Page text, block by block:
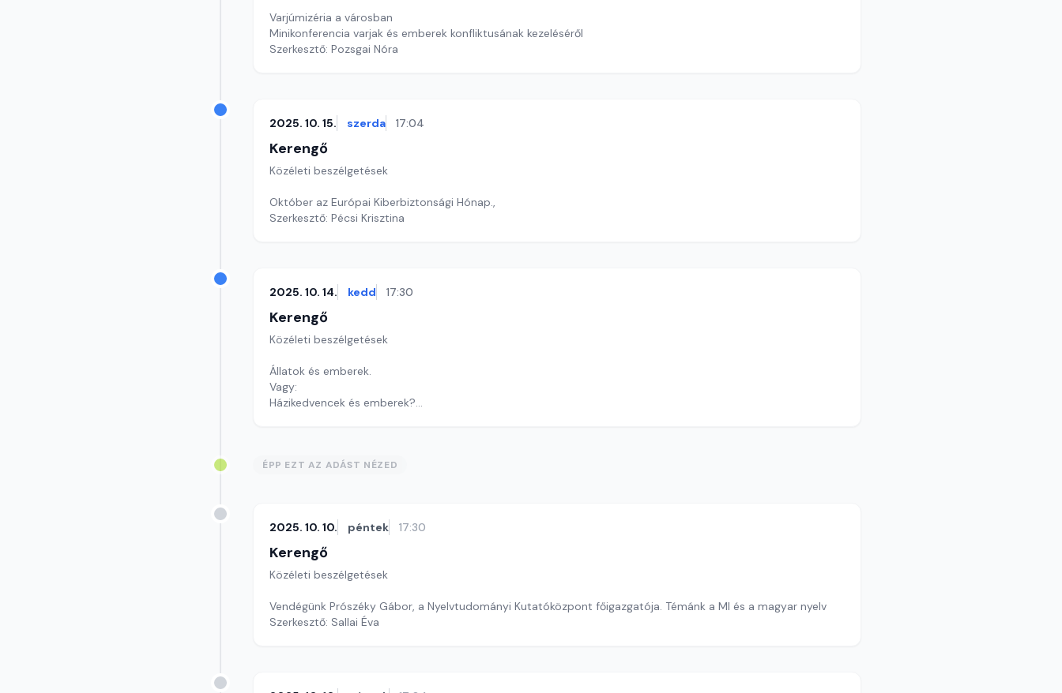
Varjúmizéria a városban
Minikonferencia varjak és emberek konfliktusának kezeléséről
Szerkesztő: Pozsgai Nóra
2025. 10. 15. szerda 17:04
Kerengő
Közéleti beszélgetések
Október az Európai Kiberbiztonsági Hónap.,
Szerkesztő: Pécsi Krisztina
2025. 10. 14. kedd 17:30
Kerengő
Közéleti beszélgetések
Állatok és emberek.
Vagy:
Házikedvencek és emberek?
ÉPP EZT AZ ADÁST NÉZED
2025. 10. 10. péntek 17:30
Kerengő
Közéleti beszélgetések
Vendégünk Prószéky Gábor, a Nyelvtudományi Kutatóközpont főigazgatója. Témánk a MI és a magyar nyelv
Szerkesztő: Sallai Éva